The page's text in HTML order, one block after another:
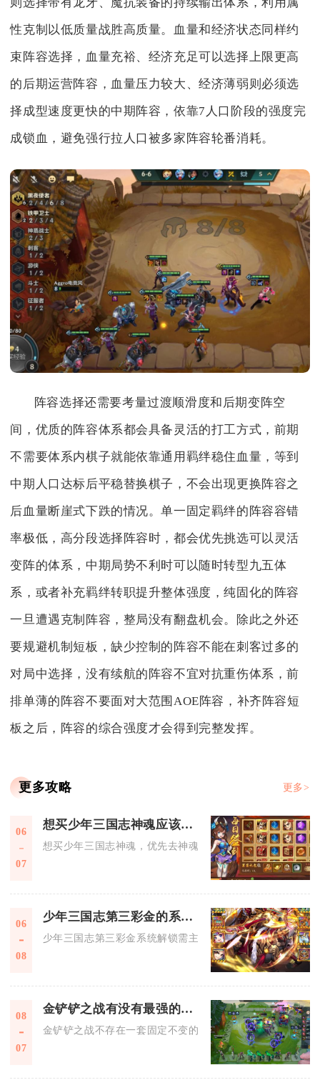
性克制以低质量战胜高质量。血量和经济状态同样约
束阵容选择，血量充裕、经济充足可以选择上限更高
的后期运营阵容，血量压力较大、经济薄弱则必须选
择成型速度更快的中期阵容，依靠7人口阶段的强度完
成锁血，避免强行拉人口被多家阵容轮番消耗。
阵容选择还需要考量过渡顺滑度和后期变阵空
间，优质的阵容体系都会具备灵活的打工方式，前期
不需要体系内棋子就能依靠通用羁绊稳住血量，等到
中期人口达标后平稳替换棋子，不会出现更换阵容之
后血量断崖式下跌的情况。单一固定羁绊的阵容容错
率极低，高分段选择阵容时，都会优先挑选可以灵活
变阵的体系，中期局势不利时可以随时转型九五体
系，或者补充羁绊转职提升整体强度，纯固化的阵容
一旦遭遇克制阵容，整局没有翻盘机会。除此之外还
要规避机制短板，缺少控制的阵容不能在刺客过多的
对局中选择，没有续航的阵容不宜对抗重伤体系，前
排单薄的阵容不要面对大范围AOE阵容，补齐阵容短
板之后，阵容的综合强度才会得到完整发挥。
更多攻略 更多>
06
07
想买少年三国志神魂应该去哪个店购买
想买少年三国志神魂，优先去神魂商店、军团商店、神将商
06
08
少年三国志第三彩金的系统要求是什么
少年三国志第三彩金系统解锁需主角等级达110级、战力不
08
07
金铲铲之战有没有最强的阵容推荐
金铲铲之战不存在一套固定不变的最强阵容，上分需要根据